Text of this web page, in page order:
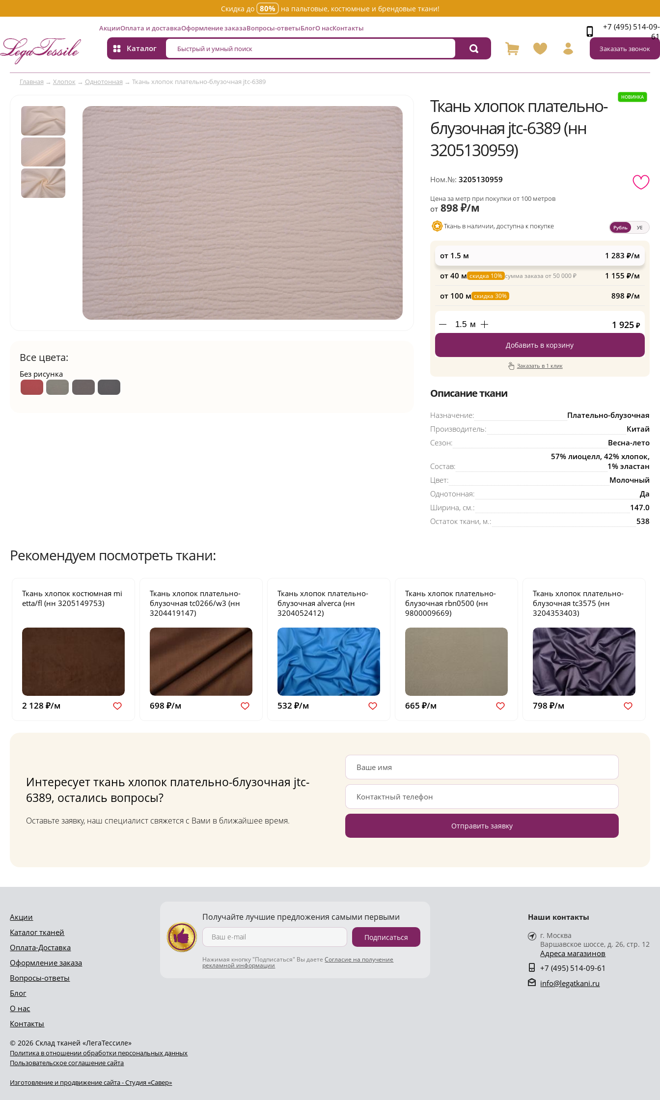
Скидка до 80% на пальтовые, костюмные и брендовые ткани!
АкцииОплата и доставкаОформление заказаВопросы-ответыБлогО насКонтакты
Каталог
+7 (495) 514-09-
61
Заказать звонок
Главная → Хлопок → Однотонная → Ткань хлопок плательно-блузочная jtc-6389
НОВИНКА
Все цвета:
Без рисунка
Ткань хлопок плательно-
блузочная jtc-6389 (нн
3205130959)
Ном.№: 3205130959
Цена за метр при покупки от 100 метров
от898 ₽/м
Ткань в наличии, доступна к покупке Рубль УЕ
от 1.5 м 1 283 ₽/м
от 40 м скидка 10% сумма заказа от 50 000 ₽ 1 155 ₽/м
от 100 м скидка 30% 898 ₽/м
м 1 925 ₽
Добавить в корзину
Заказать в 1 клик
Описание ткани
Назначение:
Плательно-блузочная
Производитель:
Китай
Сезон:
Весна-лето
Состав:
57% лиоцелл, 42% хлопок,
1% эластан
Цвет:
Молочный
Однотонная:
Да
Ширина, см.:
147.0
Остаток ткани, м.:
538
Рекомендуем посмотреть ткани:
Ткань хлопок костюмная mi
etta/fl (нн 3205149753)
2 128 ₽/м
Ткань хлопок плательно-
блузочнаяtc0266/w3 (нн
3204419147)
698 ₽/м
Ткань хлопок плательно-
блузочнаяalverca (нн
3204052412)
532 ₽/м
Ткань хлопок плательно-
блузочная rbn0500 (нн
9800009669)
665 ₽/м
Ткань хлопок плательно-
блузочнаяtc3575 (нн
3204353403)
798 ₽/м
Интересует ткань хлопок плательно-блузочная jtc-
6389, остались вопросы?
Оставьте заявку, наш специалист свяжется с Вами в ближайшее время. Отправить заявку
Акции
Каталог тканей
Оплата-Доставка
Оформление заказа
Вопросы-ответы
Блог
О нас
Контакты
Получайте лучшие предложения самыми первыми
Подписаться
Нажимая кнопку "Подписаться" Вы даетеСогласие на получение
рекламной информации
Наши контакты
г. Москва
Варшавское шоссе, д. 26, стр. 12
Адреса магазинов
+7 (495) 514-09-61
info@legatkani.ru
© 2026 Склад тканей «ЛегаТессиле»
Политика в отношении обработки персональных данных
Пользовательское соглашение сайта
Изготовление и продвижение сайта - Студия «Савер»